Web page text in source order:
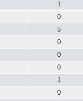
1
0
5
0
0
0
1
0